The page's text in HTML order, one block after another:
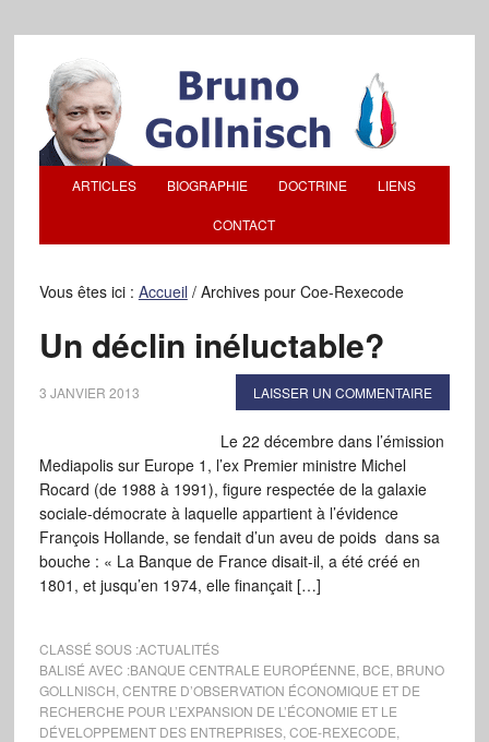
ARTICLES BIOGRAPHIE DOCTRINE LIENS
CONTACT
Vous êtes ici : Accueil /Archives pour Coe-Rexecode
Un déclin inéluctable?
3 JANVIER 2013 LAISSER UN COMMENTAIRE
Le 22 décembre dans l’émission
Mediapolis sur Europe 1, l’ex Premier ministre Michel
Rocard (de 1988 à 1991), figure respectée de la galaxie
sociale-démocrate à laquelle appartient à l’évidence
François Hollande, se fendait d’un aveu de poids dans sa
bouche : « La Banque de France disait-il, a été créé en
1801, et jusqu’en 1974, elle finançait […]
CLASSÉ SOUS :ACTUALITÉS
BALISÉ AVEC :BANQUE CENTRALE EUROPÉENNE BCE BRUNO
GOLLNISCH CENTRE D’OBSERVATION ÉCONOMIQUE ET DE
RECHERCHE POUR L’EXPANSION DE L’ÉCONOMIE ET LE
DÉVELOPPEMENT DES ENTREPRISES, COE-REXECODE